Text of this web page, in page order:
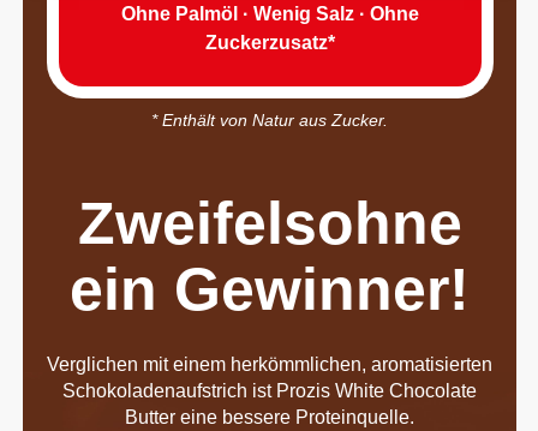
Ohne Palmöl · Wenig Salz · Ohne
Zuckerzusatz*
* Enthält von Natur aus Zucker.
Zweifelsohne
ein Gewinner!
Verglichen mit einem herkömmlichen, aromatisierten
Schokoladenaufstrich ist Prozis White Chocolate
Butter eine bessere Proteinquelle.